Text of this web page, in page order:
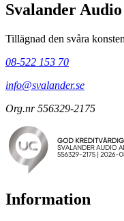
Svalander
Tillägnad den svåra
08-522 153 70
info@svalander.se
Org.nr 556329-2175
Information